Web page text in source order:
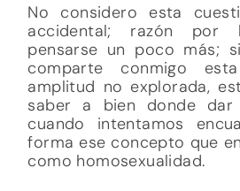
No considero esta
accidental; razón por
pensarse un poco más;
comparte conmigo
amplitud no explorada,
saber a bien donde
cuando intentamos
forma ese concepto que
como homosexualidad.